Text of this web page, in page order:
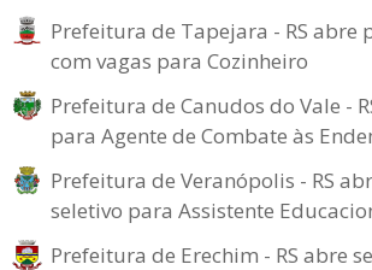
Prefeitura de Tapejara - RS abre
com vagas para Cozinheiro
Prefeitura de Canudos do Vale -
para Agente de Combate às
Prefeitura de Veranópolis - RS
seletivo para Assistente
Prefeitura de Erechim - RS abre